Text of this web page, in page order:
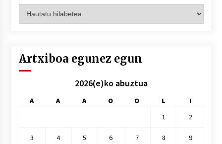
hilez
Artxiboa egunez egun
2026(e)ko abuztua
A A A O O L
I
1
2
3 4 5 6 7 8 9